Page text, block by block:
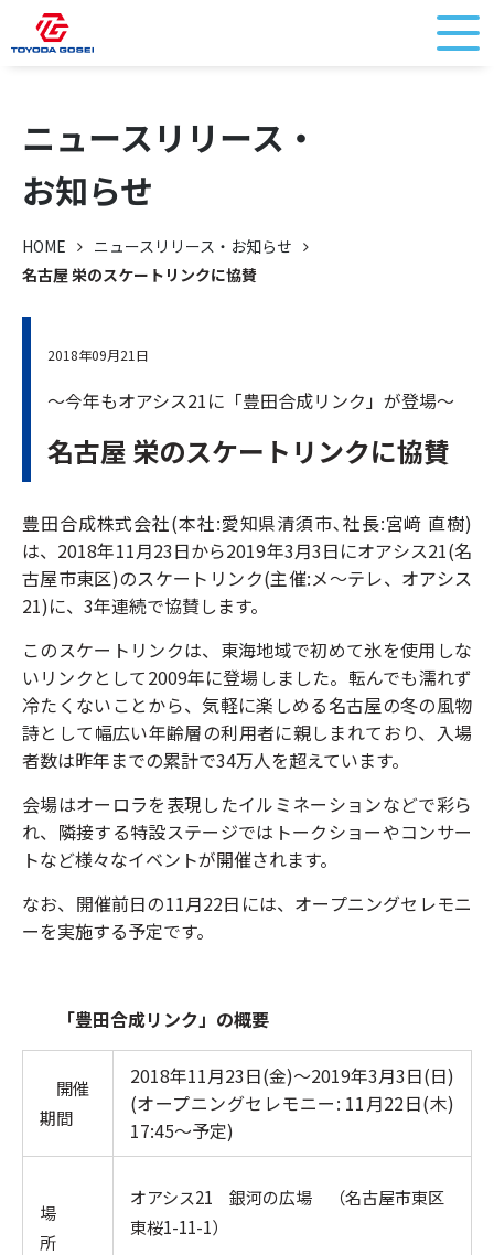
ニュースリリース・
お知らせ
HOME
ニュースリリース・お知らせ
名古屋 栄のスケートリンクに協賛
2018年09月21日
～今年もオアシス21に「豊田合成リンク」が登場～
名古屋 栄のスケートリンクに協賛
豊田合成株式会社(本社:愛知県清須市､社長:宮﨑 直樹)
は、2018年11月23日から2019年3月3日にオアシス21(名
古屋市東区)のスケートリンク(主催:メ～テレ、オアシス
21)に、3年連続で協賛します。
このスケートリンクは、東海地域で初めて氷を使用しな
いリンクとして2009年に登場しました。転んでも濡れず
冷たくないことから、気軽に楽しめる名古屋の冬の風物
詩として幅広い年齢層の利用者に親しまれており、入場
者数は昨年までの累計で34万人を超えています。
会場はオーロラを表現したイルミネーションなどで彩ら
れ、隣接する特設ステージではトークショーやコンサー
トなど様々なイベントが開催されます。
なお、開催前日の11月22日には、オープニングセレモニ
ーを実施する予定です。
「豊田合成リンク」の概要
開催
期間
2018年11月23日(金)～2019年3月3日(日)
(オープニングセレモニー: 11月22日(木)
17:45～予定)
場
所
オアシス21 銀河の広場 （名古屋市東区
東桜1-11-1）